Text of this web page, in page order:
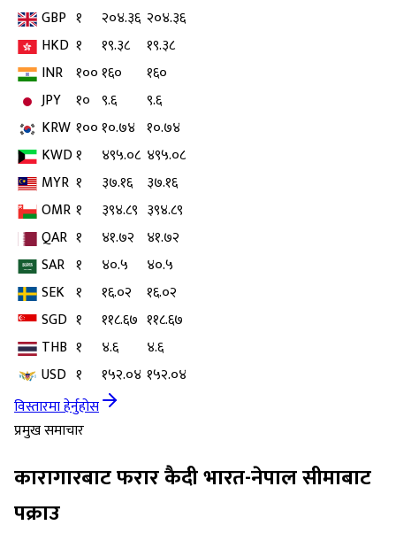
GBP १ २०४.३६ २०४.३६
HKD १ १९.३८
१९.३८
INR १००१६०
१६०
JPY
१० ९.६
९.६
KRW १००१०.७४ १०.७४
KWD१ ४९५.०८ ४९५.०८
MYR १ ३७.१६
३७.१६
OMR १ ३९४.८९ ३९४.८९
QAR १ ४१.७२ ४१.७२
SAR १ ४०.५
४०.५
SEK १ १६.०२
१६.०२
SGD १ ११८.६७ ११८.६७
THB १ ४.६
४.६
USD १ १५२.०४ १५२.०४
विस्तारमा हेर्नुहोस
प्रमुख समाचार
कारागारबाट फरार कैदी भारत-नेपाल सीमाबाट
पक्राउ